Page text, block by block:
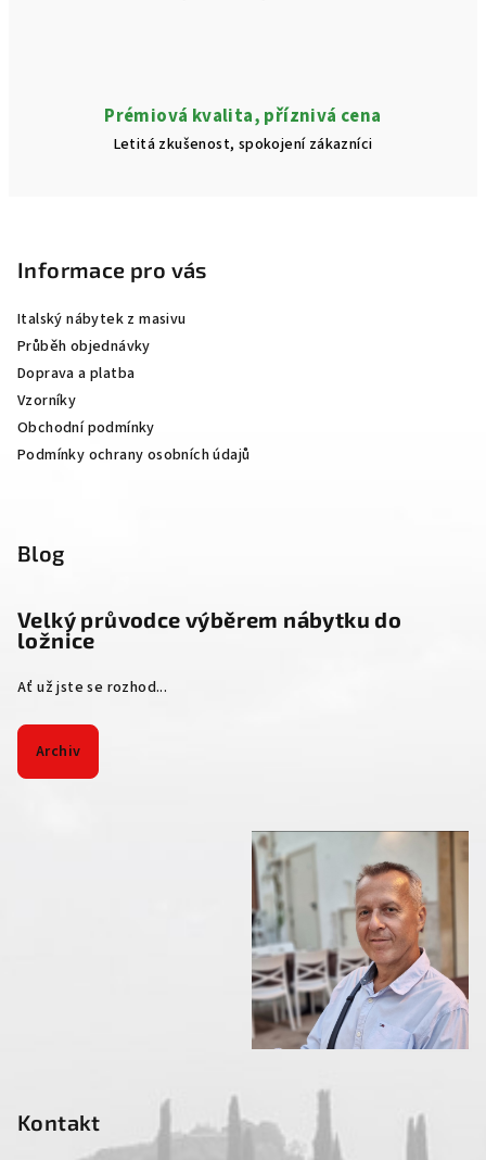
Prémiová kvalita, příznivá cena
Letitá zkušenost, spokojení zákazníci
Informace pro vás
Italský nábytek z masivu
Průběh objednávky
Doprava a platba
Vzorníky
Obchodní podmínky
Podmínky ochrany osobních údajů
Blog
Velký průvodce výběrem nábytku do
ložnice
Ať už jste se rozhod...
Archiv
Kontakt